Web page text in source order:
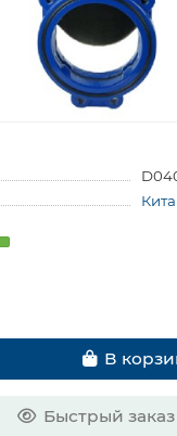
В
Быстрый заказ